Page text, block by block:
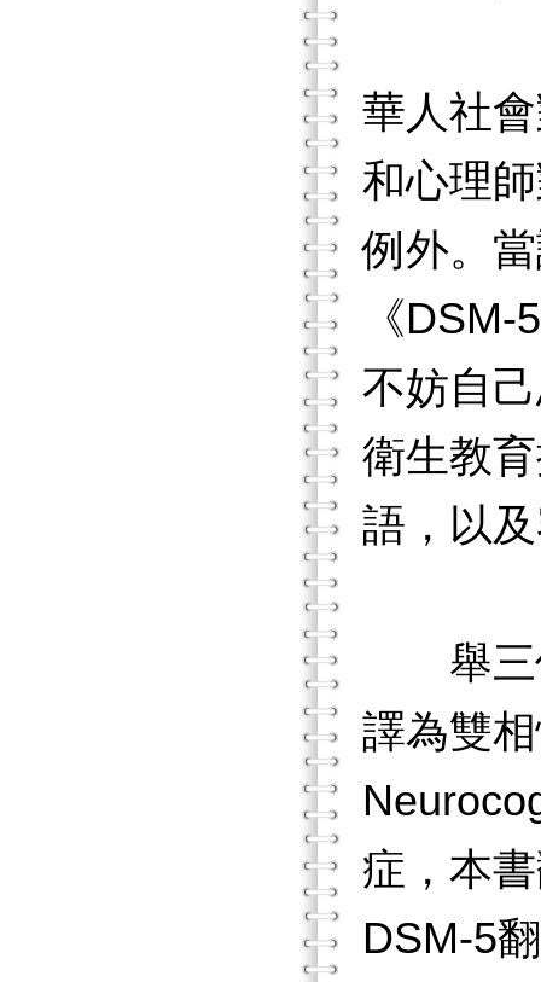
華人社
和心理
例外。
《
不妨自
衛生教
語，以
舉三個
譯為雙
症，本
DSM-5